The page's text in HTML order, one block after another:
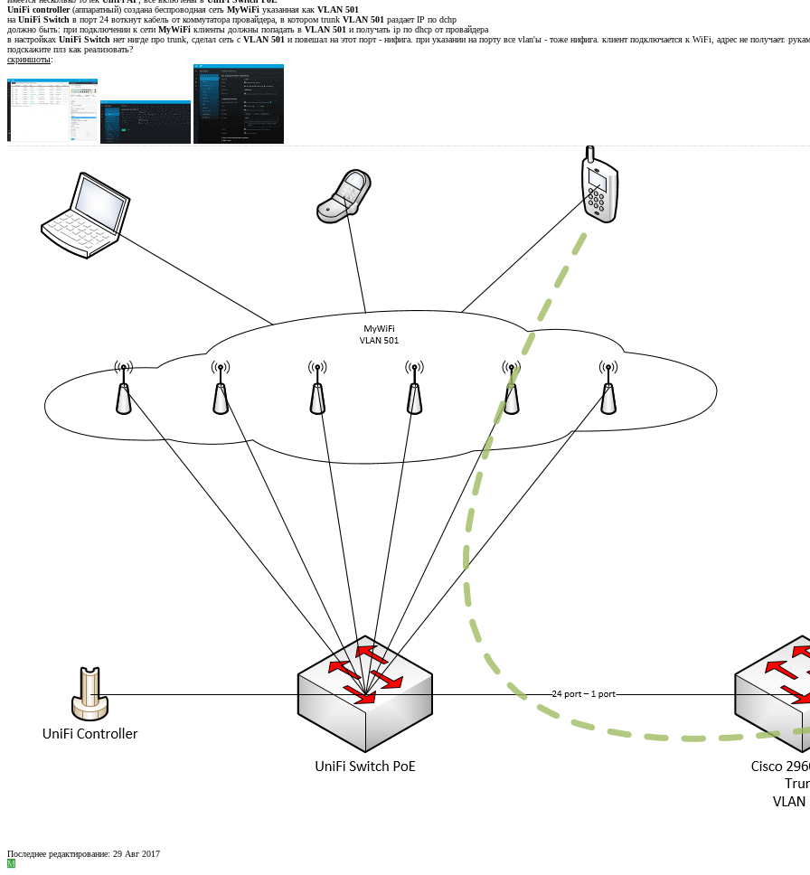
UniFi controller(аппаратный) создана беспроводная сеть MyWiFi указанная как VLAN 501
на UniFi Switch в порт 24 воткнут кабель от коммутатора провайдера, в котором trunk VLAN 501 раздает IP по dchp
должно быть: при подключении к сети MyWiFi клиенты должны попадать в VLAN 501 и получать ip по dhcp от провайдера
в настройках UniFi Switch нет нигде про trunk, сделал сеть с VLAN 501 и повешал на этот порт - нифига. при указании на порту все vlan'ы - тоже нифига. клиент подключается к WiFi, адрес не получает.
подскажите плз как реализовать?
скриншоты:
Последнее редактирование: 29 Авг 2017
M